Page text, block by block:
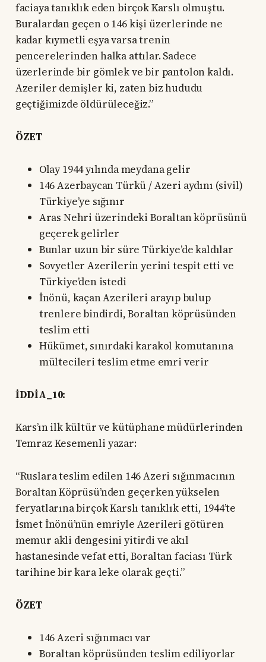
faciaya tanıklık eden birçok Karslı olmuştu.
Buralardan geçen o 146 kişi üzerlerinde ne
kadar kıymetli eşya varsa trenin
pencerelerinden halka attılar. Sadece
üzerlerinde bir gömlek ve bir pantolon kaldı.
Azeriler demişler ki, zaten biz hududu
geçtiğimizde öldürüleceğiz.”
ÖZET
Olay 1944 yılında meydana gelir
146 Azerbaycan Türkü / Azeri aydını (sivil)
Türkiye’ye sığınır
Aras Nehri üzerindeki Boraltan köprüsünü
geçerek gelirler
Bunlar uzun bir süre Türkiye’de kaldılar
Sovyetler Azerilerin yerini tespit etti ve
Türkiye’den istedi
İnönü, kaçan Azerileri arayıp bulup
trenlere bindirdi, Boraltan köprüsünden
teslim etti
Hükümet, sınırdaki karakol komutanına
mültecileri teslim etme emri verir
İDDİA_10:
Kars’ın ilk kültür ve kütüphane müdürlerinden
Temraz Kesemenli yazar:
“Ruslara teslim edilen 146 Azeri sığınmacının
Boraltan Köprüsü’nden geçerken yükselen
feryatlarına birçok Karslı tanıklık etti, 1944’te
İsmet İnönü’nün emriyle Azerileri götüren
memur akli dengesini yitirdi ve akıl
hastanesinde vefat etti, Boraltan faciası Türk
tarihine bir kara leke olarak geçti.”
ÖZET
146 Azeri sığınmacı var
Boraltan köprüsünden teslim ediliyorlar